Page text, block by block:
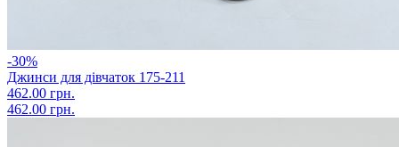
-30%
Джинси для дівчаток 175-211
462.00 грн.
462.00 грн.